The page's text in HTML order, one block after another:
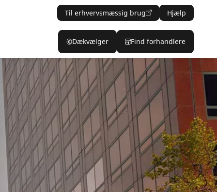
Til erhvervsmæssig brug Hjælp
Dækvælger Find forhandlere